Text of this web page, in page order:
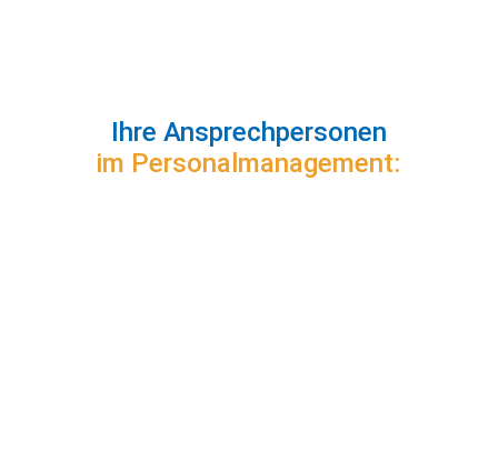
Ihre Ansprechpersonen
im Personalmanagement: